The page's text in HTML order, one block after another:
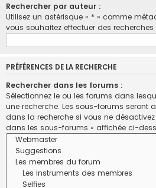
Rechercher par auteur :
Utilisez un astérisque « * » comme
vous souhaitez effectuer des recherches
PRÉFÉRENCES DE LA RECHERCHE
Rechercher dans les forums :
Sélectionnez le ou les forums dans
une recherche. Les sous-forums seront
dans la recherche si vous ne désactivez
dans les sous-forums » affichée ci-